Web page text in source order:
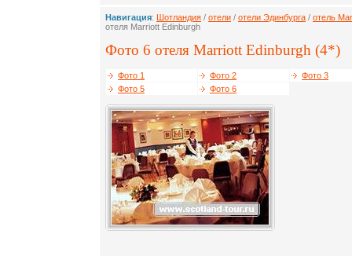
Навигация: Шотландия / отели / отели Эдинбурга / отель
отеля Marriott Edinburgh
Фото 6 отеля Marriott Edinburgh (4*)
Фото 1 Фото 2
Фото 3
Фото 5
Фото 6